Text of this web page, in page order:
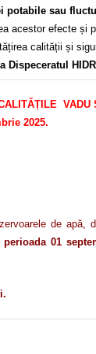
sau
acestor efecte și
calității și
VADU
2025.
de
01